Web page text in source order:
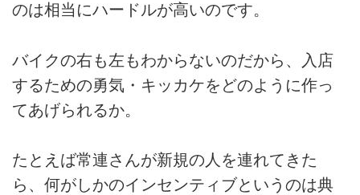
のは相当にハードルが高いのです。
バイクの右も左もわからないのだから、入店
するための勇気・キッカケをどのように作っ
てあげられるか。
たとえば常連さんが新規の人を連れてきた
ら、何がしかのインセンティブというのは典